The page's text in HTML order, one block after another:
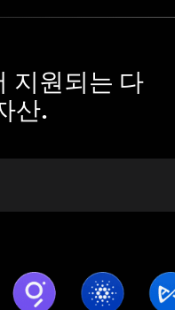
지원되는 다
산.